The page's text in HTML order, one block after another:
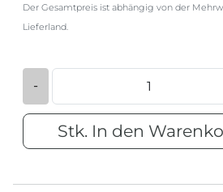
Der Gesamtpreis ist abhängig von der
Lieferland.
-
Stk. In den